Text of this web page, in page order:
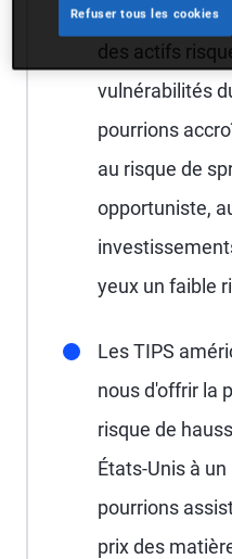
d'investir de
des actifs
vulnérabilités
pourrions
au risque de
opportuniste,
yeux un faible
Les TIPS
nous d'offrir la
risque de
États-Unis à
pourrions
prix des
Refuser tous les cookies